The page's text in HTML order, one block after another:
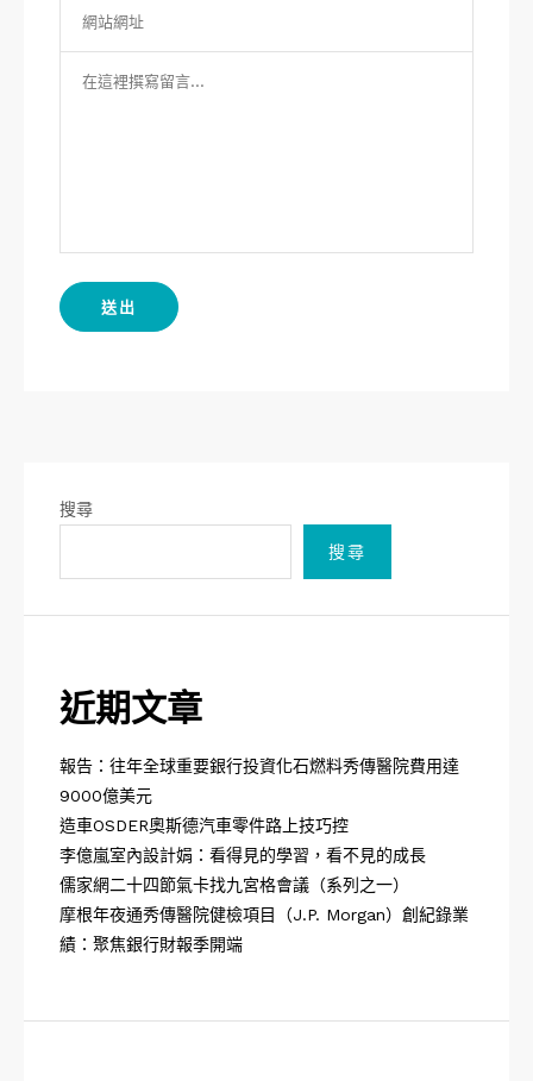
搜尋
搜尋
近期文章
報告：往年全球重要銀行投資化石燃料秀傳醫院費用達
9000億美元
造車OSDER奧斯德汽車零件路上技巧控
李億嵐室內設計娟：看得見的學習，看不見的成長
儒家網二十四節氣卡找九宮格會議（系列之一）
摩根年夜通秀傳醫院健檢項目（J.P. Morgan）創紀錄業
績：聚焦銀行財報季開端